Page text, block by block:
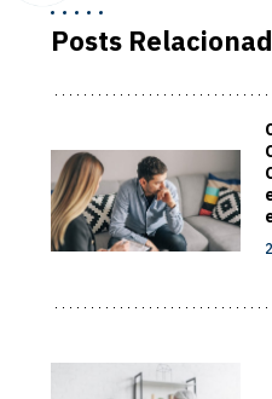
Posts